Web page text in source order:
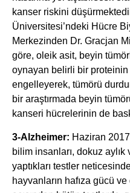
kanser riskini
Üniversitesi’ndeki Hücre
Merkezinden Dr. Gracjan
göre, oleik asit, beyin
oynayan belirli bir
engelleyerek, tümörü
bir araştırmada beyin
kanseri hücrelerinin de
3-Alzheimer: Haziran
bilim insanları, dokuz
yaptıkları testler
hayvanların hafıza gücü